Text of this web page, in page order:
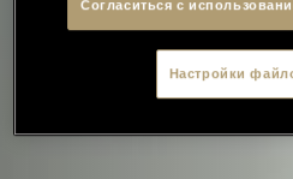
Согласиться с
Настройки